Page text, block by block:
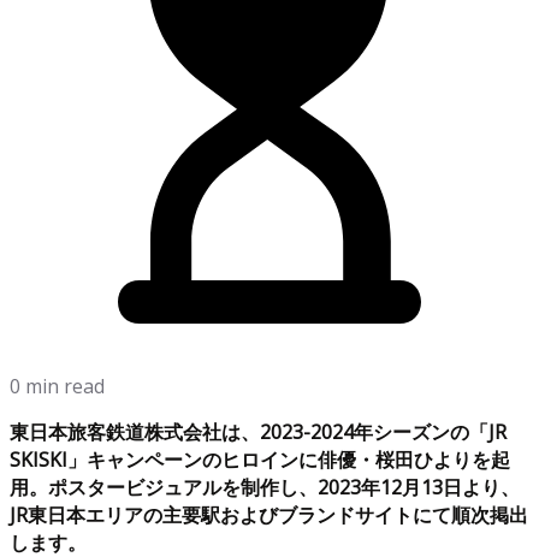
0 min read
東日本旅客鉄道株式会社は、2023-2024年シーズンの「JR
SKISKI」キャンペーンのヒロインに俳優・桜田ひよりを起
用。ポスタービジュアルを制作し、2023年12月13日より、
JR東日本エリアの主要駅およびブランドサイトにて順次掲出
します。